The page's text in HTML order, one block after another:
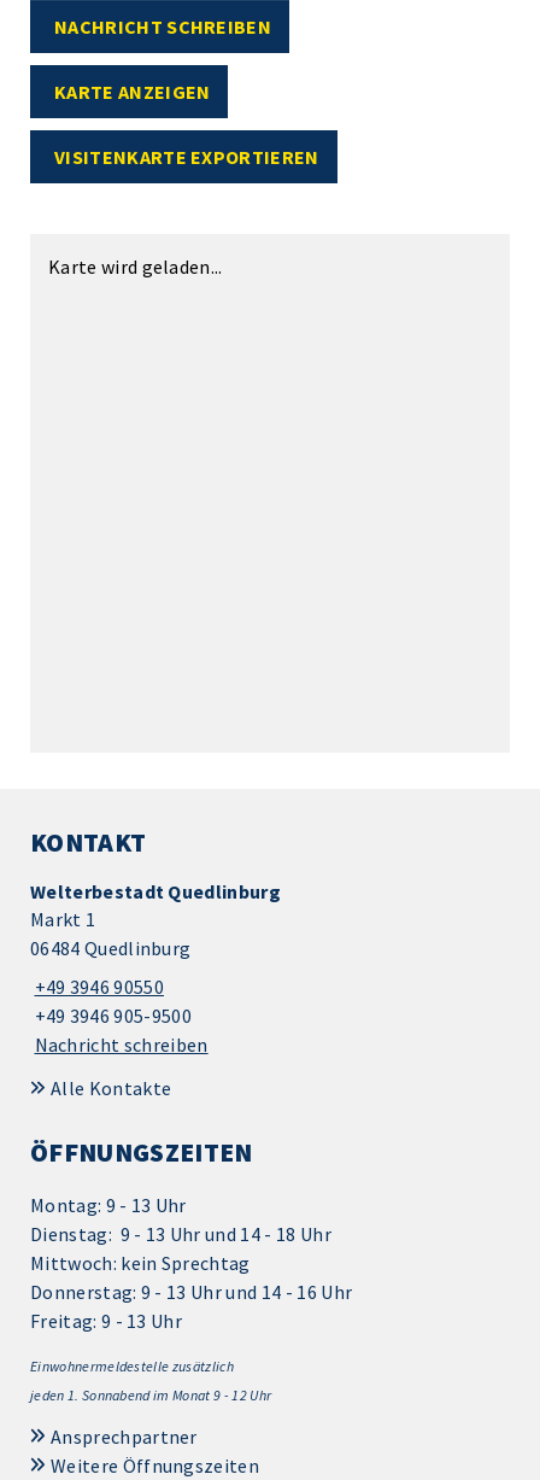
NACHRICHT SCHREIBEN
KARTE ANZEIGEN
VISITENKARTE EXPORTIEREN
Karte wird geladen...
KONTAKT
Welterbestadt Quedlinburg
Markt 1
06484 Quedlinburg
+49 3946 90550
+49 3946 905-9500
Nachricht schreiben
Alle Kontakte
ÖFFNUNGSZEITEN
Montag: 9 - 13 Uhr
Dienstag: 9 - 13 Uhr und 14 - 18 Uhr
Mittwoch: kein Sprechtag
Donnerstag: 9 - 13 Uhr und 14 - 16 Uhr
Freitag: 9 - 13 Uhr
Einwohnermeldestelle zusätzlich
jeden 1. Sonnabend im Monat 9 - 12 Uhr
Ansprechpartner
Weitere Öffnungszeiten